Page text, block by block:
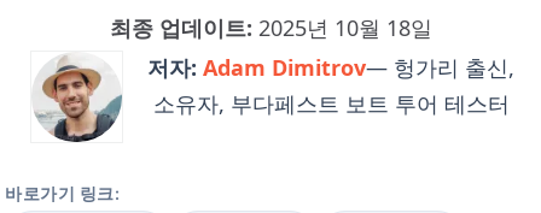
최종 업데이트: 2025년 10월 18일
저자: Adam Dimitrov— 헝가리 출신,
소유자, 부다페스트 보트 투어 테스터
바로가기 링크: